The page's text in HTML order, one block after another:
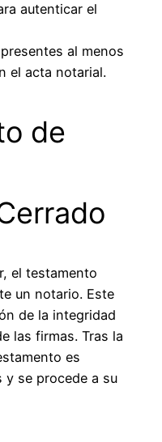
autenticar el
al menos
el acta notarial.
de
el testamento
un notario. Este
de la integridad
las firmas. Tras la
es
y se procede a su